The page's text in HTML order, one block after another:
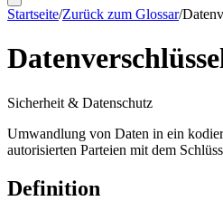
Startseite/Zurück zum Glossar/
Sicherheit & Datenschutz
Umwandlung von Daten in ein
autorisierten Parteien mit dem
Definition